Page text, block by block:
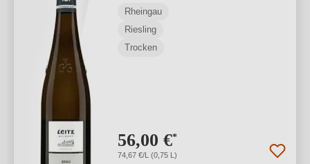
VDP.GROSSES
GEWÄCHS
Rheingau
Riesling
Trocken
56,00 €*
74,67 €/L (0,75 L)